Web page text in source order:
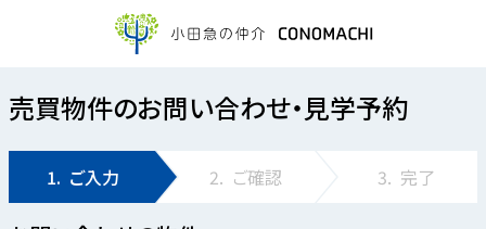
売買物件のお問い合わせ・見学予約
1. ご入力 2. ご確認 3. 完了